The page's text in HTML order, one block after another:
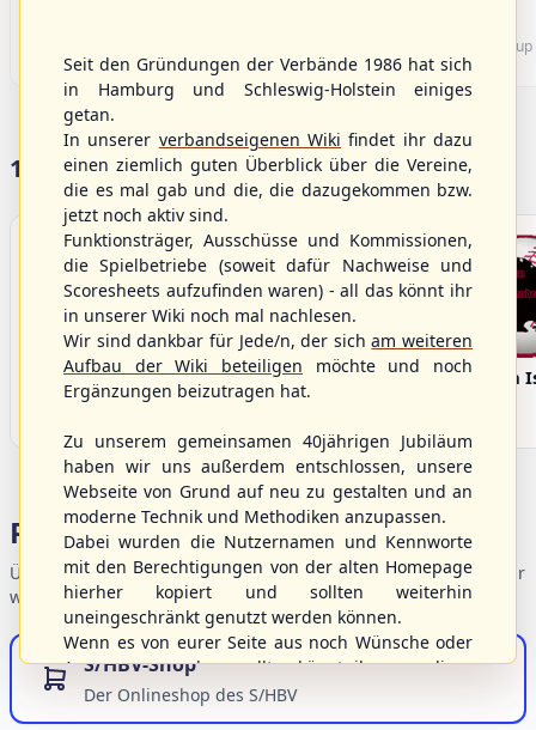
Germany
Championship B Pool 2026 - Group
Spain
17 Vereine im S/HBV
Bargenstedt
Beavers
Elmshorn Alligators Fehmarn
Portalbereiche
Übersicht der Verbandsbereiche – wählen Sie einen Einstieg für
weiterführende Informationen.
S/HBV-Shop
Der Onlineshop des S/HBV
Seit den Gründungen der Verbände 1986 hat sich
in Hamburg und Schleswig-Holstein einiges
getan.
In unserer verbandseigenen Wiki findet ihr dazu
einen ziemlich guten Überblick über die Vereine,
die es mal gab und die, die dazugekommen bzw.
jetzt noch aktiv sind.
Funktionsträger, Ausschüsse und Kommissionen,
die Spielbetriebe (soweit dafür Nachweise und
Scoresheets aufzufinden waren) - all das könnt ihr
in unserer Wiki noch mal nachlesen.
Wir sind dankbar für Jede/n, der sicham weiteren
Aufbau der Wiki beteiligen möchte und noch
Ergänzungen beizutragen hat.
Zu unserem gemeinsamen 40jährigen Jubiläum
haben wir uns außerdem entschlossen, unsere
Webseite von Grund auf neu zu gestalten und an
moderne Technik und Methodiken anzupassen.
Dabei wurden die Nutzernamen und Kennworte
mit den Berechtigungen von der alten Homepage
hierher kopiert und sollten weiterhin
uneingeschränkt genutzt werden können.
Wenn es von eurer Seite aus noch Wünsche oder
Anregungen geben sollte, könnt ihr uns diese
gerne an die Verbandsadresse
schicken.